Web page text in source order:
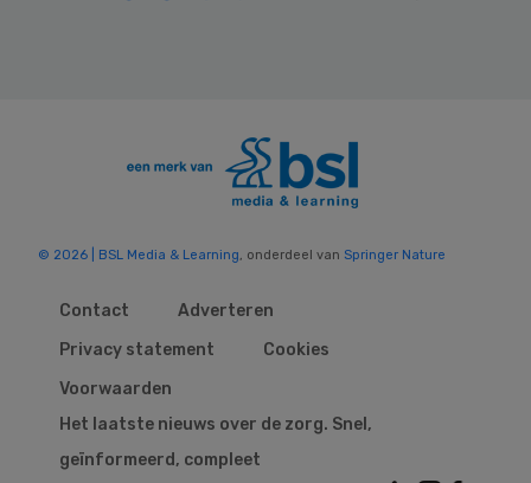
© 2026 | BSL Media & Learning, onderdeel van Springer Nature
Contact
Adverteren
Privacy statement
Cookies
Voorwaarden
Het laatste nieuws over de zorg. Snel,
geïnformeerd, compleet